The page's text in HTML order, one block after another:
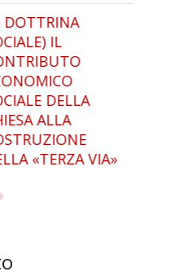
IL RIFORMISMO
NAZIONALE DI
FRANCESCO SAVERIO
NITTI. DALL’ITALIA
GIOLITTIANA AL
FASCISMO